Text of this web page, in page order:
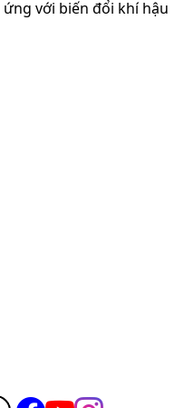
với biến đổi khí hậu